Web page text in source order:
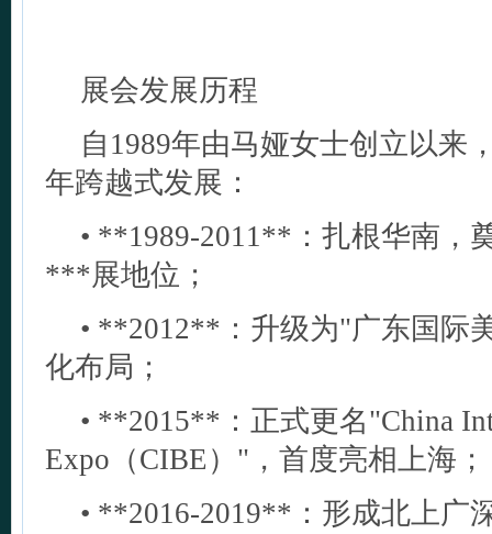
展会发展历程
自1989年由马娅女士创立以来
年跨越式发展：
• **1989-2011**：扎根华南，
***展地位；
• **2012**：升级为"广东国际
化布局；
• **2015**：正式更名"China
Expo（CIBE）"，首度亮相上海
• **2016-2019**：形成北上广